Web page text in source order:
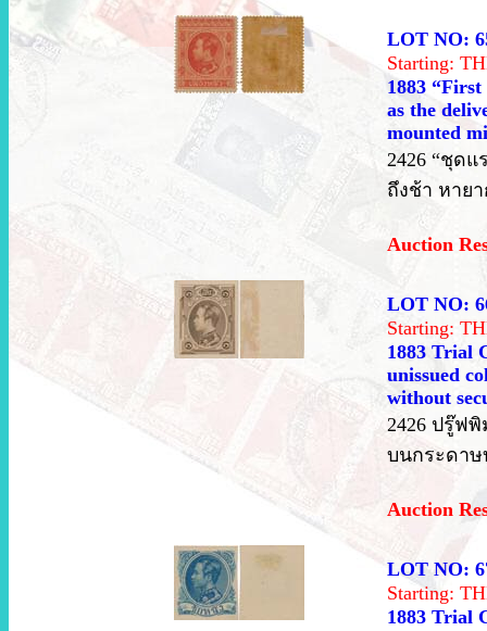
LOT NO:
Starting:
1883 “First
as the
mounted
2426 “ชุดแ
ถึงช้า หาย
Auction
LOT NO:
Starting:
1883 Trial
unissued
without
2426 ปรู๊ฟ
บนกระดาษ
Auction
LOT NO:
Starting:
1883 Trial